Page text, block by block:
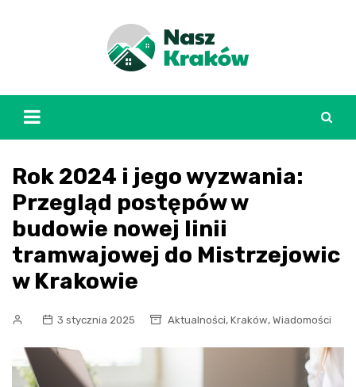
Rok 2024 i jego wyzwania:
Przegląd postępów w
budowie nowej linii
tramwajowej do Mistrzejowic
w Krakowie
3 stycznia 2025 Aktualności, Kraków, Wiadomości